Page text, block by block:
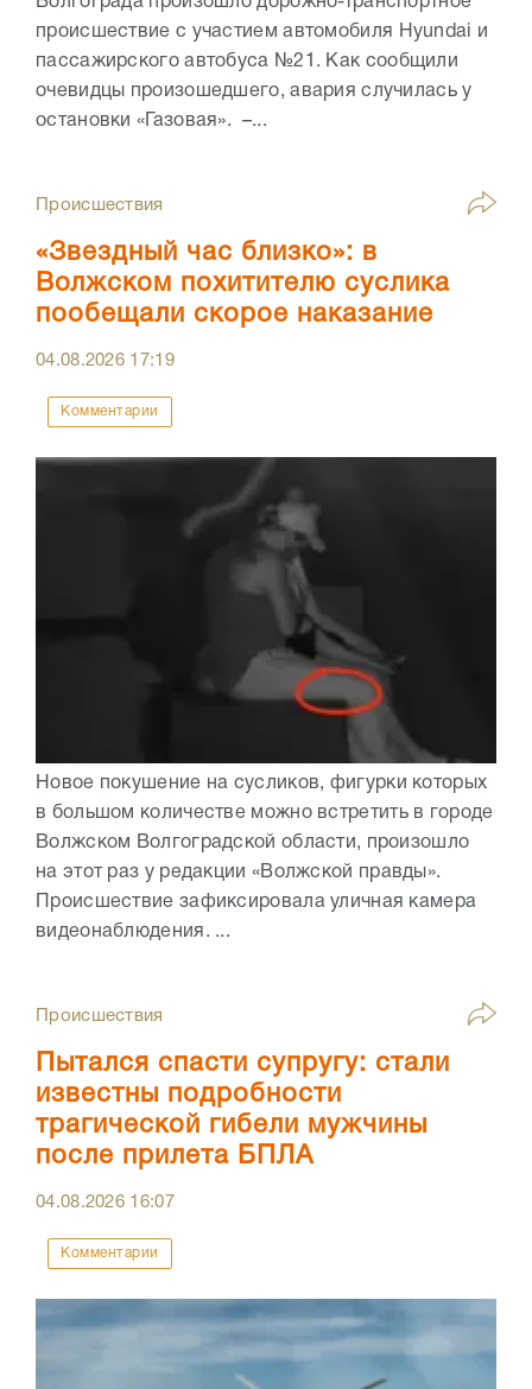
происшествие с участием автомобиля Hyundai и
пассажирского автобуса №21. Как сообщили
очевидцы произошедшего, авария случилась у
остановки «Газовая». –...
Происшествия
«Звездный час близко»: в
Волжском похитителю суслика
пообещали скорое наказание
04.08.2026 17:19
Комментарии
Новое покушение на сусликов, фигурки которых
в большом количестве можно встретить в городе
Волжском Волгоградской области, произошло
на этот раз у редакции «Волжской правды».
Происшествие зафиксировала уличная камера
видеонаблюдения. ...
Происшествия
Пытался спасти супругу: стали
известны подробности
трагической гибели мужчины
после прилета БПЛА
04.08.2026 16:07
Комментарии